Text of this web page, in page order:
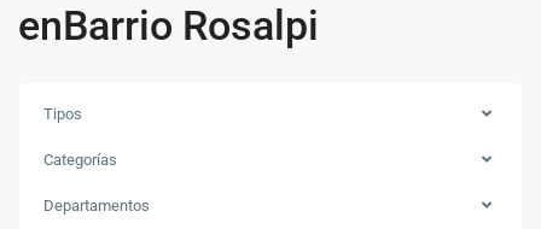
enBarrio Rosalpi
Tipos
Categorías
Departamentos